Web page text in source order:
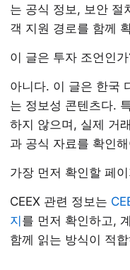
는 공식 정보, 보안 절
객 지원 경로를 함께
이 글은 투자 조언인가
아니다. 이 글은 한국
는 정보성 콘텐츠다.
하지 않으며, 실제 거
과 공식 자료를 확인
가장 먼저 확인할 페
CEEX 관련 정보는
지 를 먼저 확인하고,
함께 읽는 방식이 적